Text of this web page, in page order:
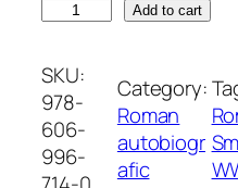
C
-
u
l
u
Add to cart
SKU:
978-
606-
996-
Category:
Roman
autobiogr
afic